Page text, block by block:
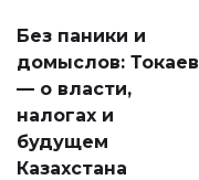
Без паники и
домыслов: Токаев
— о власти,
налогах и
будущем
Казахстана